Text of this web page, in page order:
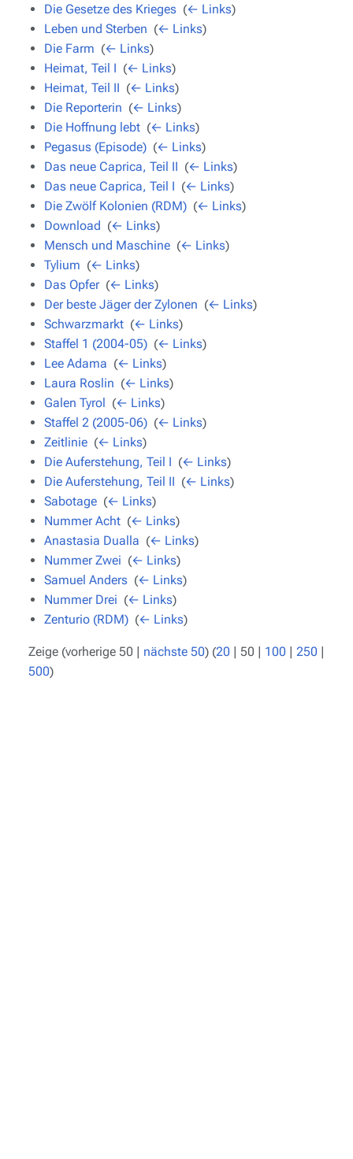
Die Gesetze des Krieges (← Links)
Leben und Sterben (← Links)
Die Farm (← Links)
Heimat, Teil I (← Links)
Heimat, Teil II (← Links)
Die Reporterin (← Links)
Die Hoffnung lebt (← Links)
Pegasus (Episode) (← Links)
Das neue Caprica, Teil II (← Links)
Das neue Caprica, Teil I (← Links)
Die Zwölf Kolonien (RDM) (← Links)
Download (← Links)
Mensch und Maschine (← Links)
Tylium (← Links)
Das Opfer‎ (← Links)
Der beste Jäger der Zylonen (← Links)
Schwarzmarkt (← Links)
Staffel 1 (2004-05) (← Links)
Lee Adama (← Links)
Laura Roslin (← Links)
Galen Tyrol (← Links)
Staffel 2 (2005-06) (← Links)
Zeitlinie (← Links)
Die Auferstehung, Teil I (← Links)
Die Auferstehung, Teil II (← Links)
Sabotage (← Links)
Nummer Acht (← Links)
Anastasia Dualla (← Links)
Nummer Zwei (← Links)
Samuel Anders (← Links)
Nummer Drei (← Links)
Zenturio (RDM) (← Links)
Zeige (vorherige 50 | nächste 50) (20 | 50 | 100 | 250 |
500)